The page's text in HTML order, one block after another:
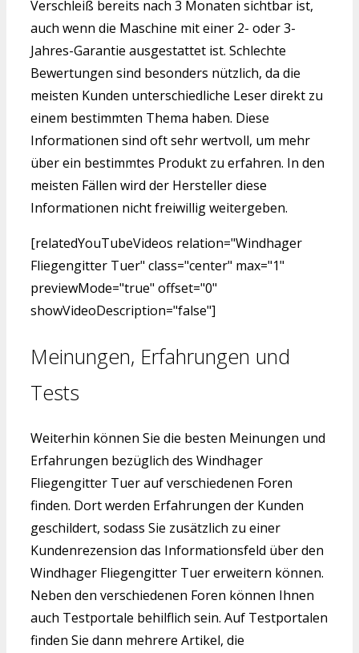
Verschleiß bereits nach 3 Monaten sichtbar ist,
auch wenn die Maschine mit einer 2- oder 3-
Jahres-Garantie ausgestattet ist. Schlechte
Bewertungen sind besonders nützlich, da die
meisten Kunden unterschiedliche Leser direkt zu
einem bestimmten Thema haben. Diese
Informationen sind oft sehr wertvoll, um mehr
über ein bestimmtes Produkt zu erfahren. In den
meisten Fällen wird der Hersteller diese
Informationen nicht freiwillig weitergeben.
[relatedYouTubeVideos relation="Windhager
Fliegengitter Tuer" class="center" max="1"
previewMode="true" offset="0"
showVideoDescription="false"]
Meinungen, Erfahrungen und
Tests
Weiterhin können Sie die besten Meinungen und
Erfahrungen bezüglich des Windhager
Fliegengitter Tuer auf verschiedenen Foren
finden. Dort werden Erfahrungen der Kunden
geschildert, sodass Sie zusätzlich zu einer
Kundenrezension das Informationsfeld über den
Windhager Fliegengitter Tuer erweitern können.
Neben den verschiedenen Foren können Ihnen
auch Testportale behilflich sein. Auf Testportalen
finden Sie dann mehrere Artikel, die